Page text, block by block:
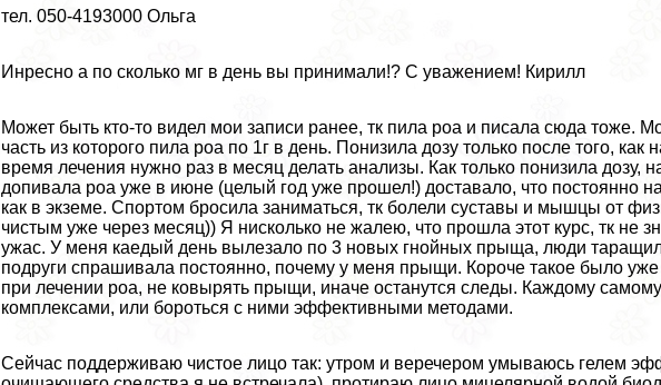
тел. 050-4193000 Ольга
Инресно а по сколько мг в день вы принимали!? С уважением! Кирилл
Может быть кто-то видел мои записи ранее, тк пила роа и писала сюда тоже.
часть из которого пила роа по 1г в день. Понизила дозу только после того,
время лечения нужно раз в месяц делать анализы. Как только понизила дозу,
допивала роа уже в июне (целый год уже прошел!) доставало, что постоянно
как в экземе. Спортом бросила заниматься, тк болели суставы и мышцы от
чистым уже через месяц)) Я нисколько не жалею, что прошла этот курс, тк не
ужас. У меня каедый день вылезало по 3 новых гнойных прыща, люди
подруги спрашивала постоянно, почему у меня прыщи. Короче такое было
при лечении роа, не ковырять прыщи, иначе останутся следы. Каждому
комплексами, или бороться с ними эффективными методами.
Сейчас поддерживаю чистое лицо так: утром и веречером умываюсь гелем